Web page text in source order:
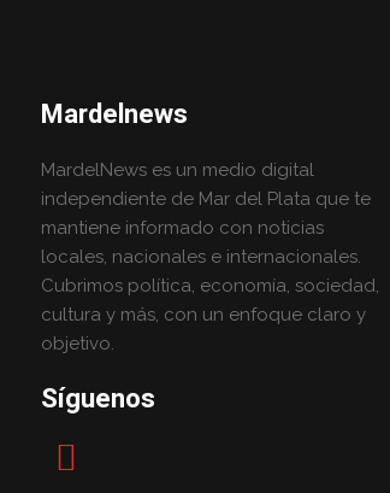
Mardelnews
MardelNews es un medio digital
independiente de Mar del Plata que te
mantiene informado con noticias
locales, nacionales e internacionales.
Cubrimos política, economía, sociedad,
cultura y más, con un enfoque claro y
objetivo.
Síguenos